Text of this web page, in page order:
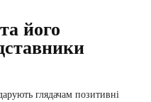
його
глядачам позитивні